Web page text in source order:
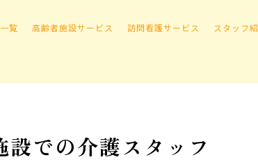
覧 高齢者施設サービス 訪問看護サービス スタッフ
での介護スタッフ